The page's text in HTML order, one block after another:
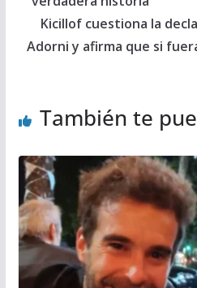
Kicillof cuestiona la
Adorni y afirma que si
También te